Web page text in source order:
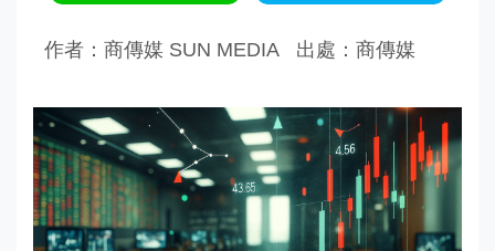
作者：商傳媒 SUN MEDIA 出處：商傳媒